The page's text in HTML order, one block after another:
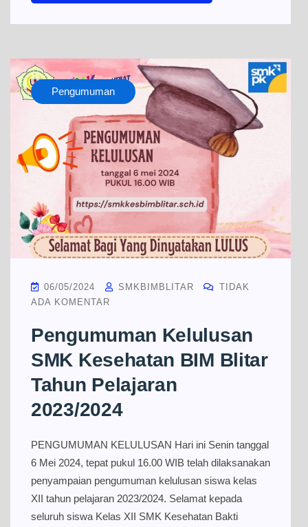
Pengumuman
06/05/2024 SMKBIMBLITAR
TIDAK
ADA KOMENTAR
Pengumuman Kelulusan
SMK Kesehatan BIM Blitar
Tahun Pelajaran
2023/2024
PENGUMUMAN KELULUSAN Hari ini Senin tanggal
6 Mei 2024, tepat pukul 16.00 WIB telah dilaksanakan
penyampaian pengumuman kelulusan siswa kelas
XII tahun pelajaran 2023/2024. Selamat kepada
seluruh siswa Kelas XII SMK Kesehatan Bakti